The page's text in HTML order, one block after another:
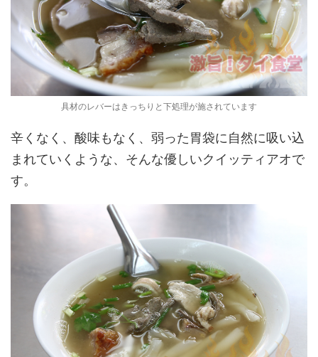
具材のレバーはきっちりと下処理が施されています
辛くなく、酸味もなく、弱った胃袋に自然に吸い込
まれていくような、そんな優しいクイッティアオで
す。